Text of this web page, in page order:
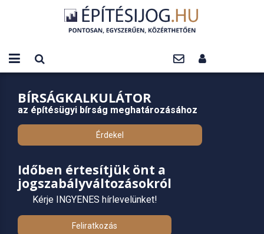
BÍRSÁGKALKULÁTOR
az építésügyi bírság meghatározásához
Érdekel
Időben értesítjük önt a
jogszabályváltozásokról
Kérje INGYENES hírlevelünket!
Feliratkozás